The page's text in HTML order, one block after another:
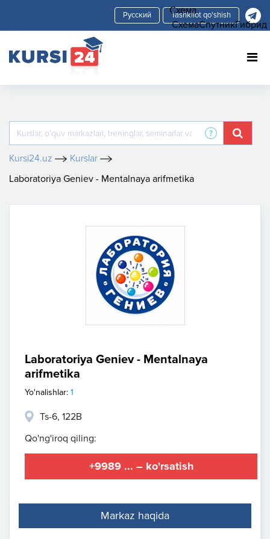
Tashkilot qo'shish
Kursi24.uz
Kurslar
Laboratoriya Geniev - Mentalnaya arifmetika
Laboratoriya Geniev - Mentalnaya
arifmetika
Yo'nalishlar: 1
Ts-6, 122B
Qo'ng'iroq qiling:
+9989 ... – ko'rsatish
Markaz haqida
Схема
СхемаСпутникГибрид